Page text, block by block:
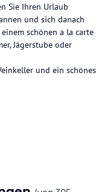
Sie Ihren Urlaub
und sich danach
schönen a la carte
Jägerstube oder
und ein schönes